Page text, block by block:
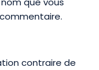
contraire de